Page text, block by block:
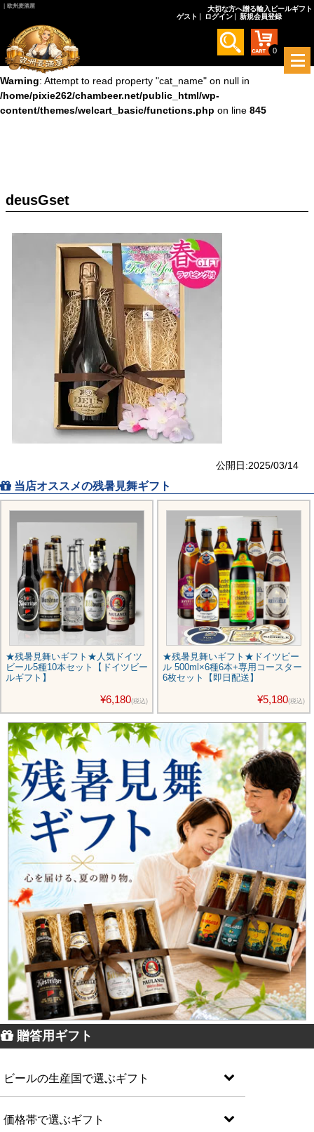
/home/pixie262/chambeer.net/public_html/wp-
content/themes/welcart_basic/functions.php
on line 845
Warning: Attempt to read property "cat_name" on null in
/home/pixie262/chambeer.net/public_html/wp-
content/themes/welcart_basic/functions.php on line 845
｜欧州麦酒屋
大切な方へ贈る輸入ビールギフト
ゲスト
ログイン 新規会員登録
0
メ
ニ
deusGset
公開日:2025/03/14
当店オススメの残暑見舞ギフト
★残暑見舞いギフト★人気ドイツ
ビール5種10本セット【ドイツビー
ルギフト】
¥6,180(税込)
★残暑見舞いギフト★ドイツビー
ル 500ml×6種6本+専用コースター
6枚セット【即日配送】
¥5,180(税込)
贈答用ギフト
ビールの生産国で選ぶギフト
価格帯で選ぶギフト